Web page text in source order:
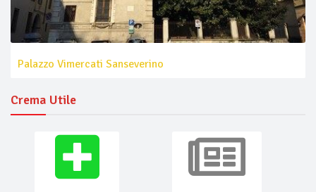
Palazzo Vimercati Sanseverino
Crema Utile